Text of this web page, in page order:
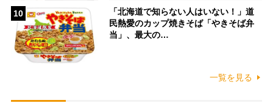
10
「北海道で知らない人はいない！」道
民熱愛のカップ焼きそば「やきそば弁
当」、最大の…
一覧を見る